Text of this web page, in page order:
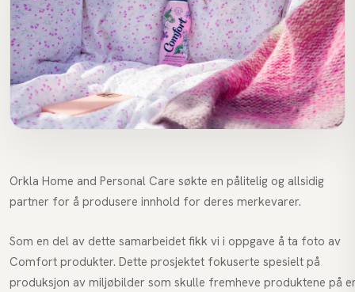
Orkla Home and Personal Care søkte en pålitelig og allsidig
partner for å produsere innhold for deres merkevarer.
Som en del av dette samarbeidet fikk vi i oppgave å ta foto av
Comfort produkter. Dette prosjektet fokuserte spesielt på
produksjon av miljøbilder som skulle fremheve produktene på